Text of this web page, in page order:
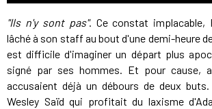
"Ils n'y sont pas". Ce constat implacable,
lâché à son staff au bout d'une demi-heure
est difficile d'imaginer un départ plus
signé par ses hommes. Et pour cause,
accusaient déjà un débours de deux
Wesley Saïd qui profitait du laxisme